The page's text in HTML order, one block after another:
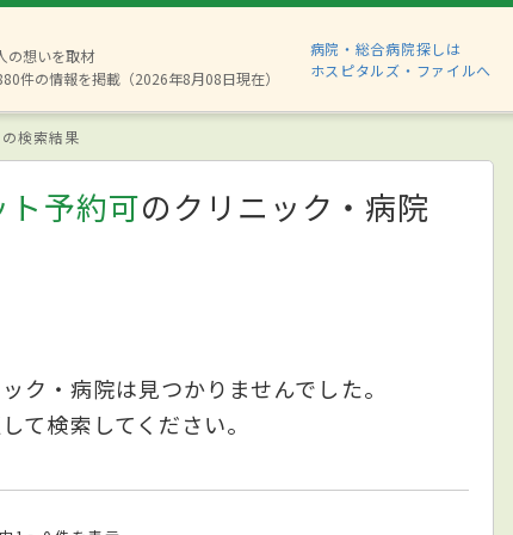
の想いを取材
件の情報を掲載（2026年8月08日現在）
病院・総合病院探しは
ホスピタルズ・ファイルへ
検索結果
予約可のクリニック・病院
ク・病院は見つかりませんでした。
て検索してください。